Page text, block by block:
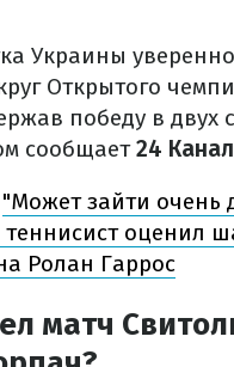
Украины
Открытого
победу в двух
сообщает24 Канал
"Может зайти очень
оценил
Ролан Гаррос
матч